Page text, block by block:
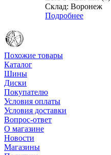
Склад: Воронеж
Подробнее
Похожие товары
Каталог
Шины
Диски
Покупателю
Условия оплаты
Условия доставки
Вопрос-ответ
О магазине
Новости
Магазины